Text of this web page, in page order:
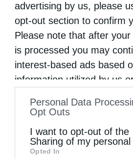
advertising by us, please
opt-out section to confirm
Please note that after
is processed you may
interest-based ads based
information utilized by us
to your opt-out. You may
information by third parties
of downstream
Personal Data
Opt Outs
I want to opt-out of the
Sharing of my personal
Opted In